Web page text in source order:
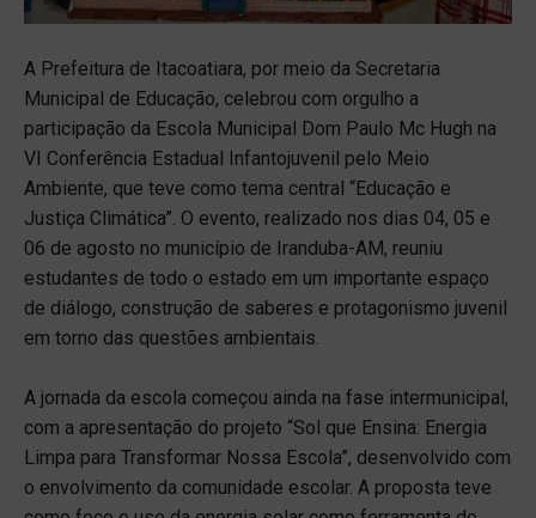
A Prefeitura de Itacoatiara, por meio da Secretaria
Municipal de Educação, celebrou com orgulho a
participação da Escola Municipal Dom Paulo Mc Hugh na
VI Conferência Estadual Infantojuvenil pelo Meio
Ambiente, que teve como tema central “Educação e
Justiça Climática”. O evento, realizado nos dias 04, 05 e
06 de agosto no município de Iranduba-AM, reuniu
estudantes de todo o estado em um importante espaço
de diálogo, construção de saberes e protagonismo juvenil
em torno das questões ambientais.
A jornada da escola começou ainda na fase intermunicipal,
com a apresentação do projeto “Sol que Ensina: Energia
Limpa para Transformar Nossa Escola”, desenvolvido com
o envolvimento da comunidade escolar. A proposta teve